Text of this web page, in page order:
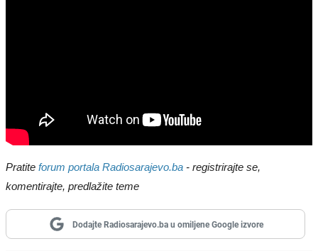
Pratite forum portala Radiosarajevo.ba - registrirajte se,
komentirajte, predlažite teme
Dodajte Radiosarajevo.ba u omiljene Google izvore